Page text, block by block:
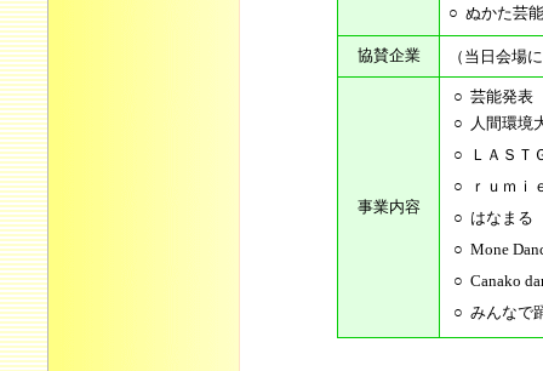
○ ぬかた芸
協賛企業 （当日会場
事業内容
○ 芸能発表
○ 人間環境
○
ＬＡＳ
○
ｒｕｍ
○ はなまる
○ Mone
○ Canako
○ みんなで